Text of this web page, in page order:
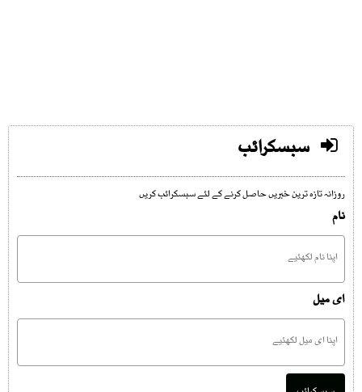
سبسکرائب
روزانہ تازہ ترین خبریں حاصل کرنے کے لئے سبسکرائب کریں
نام
ای میل